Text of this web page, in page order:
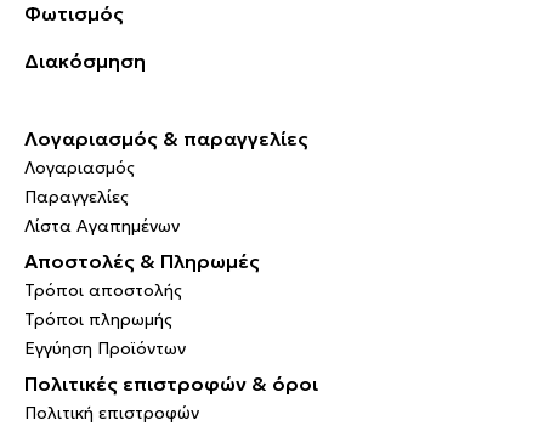
Φωτισμός
Διακόσμηση
Λογαριασμός & παραγγελίες
Λογαριασμός
Παραγγελίες
Λίστα Αγαπημένων
Αποστολές & Πληρωμές
Τρόποι αποστολής
Τρόποι πληρωμής
Εγγύηση Προϊόντων
Πολιτικές επιστροφών & όροι
Πολιτική επιστροφών